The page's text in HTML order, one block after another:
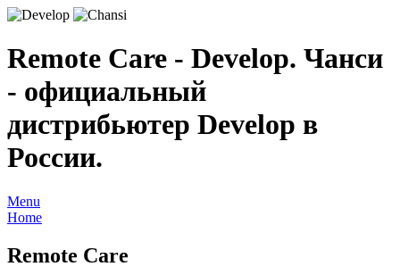
Remote Care - Develop. Чанси
- официальный
дистрибьютер Develop в
России.
Menu
Home
Remote Care